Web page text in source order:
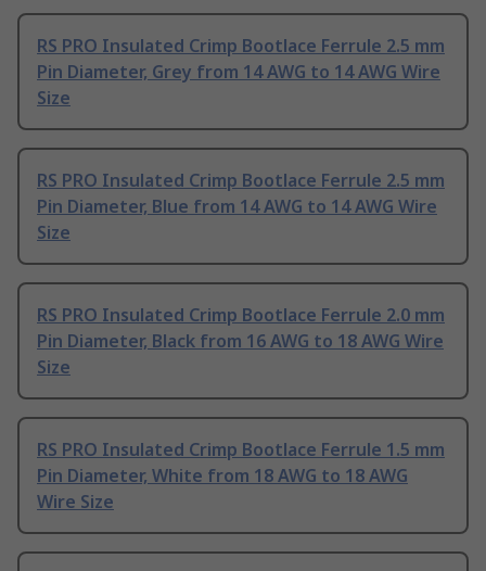
RS PRO Insulated Crimp Bootlace Ferrule 2.5 mm
Pin Diameter, Grey from 14 AWG to 14 AWG Wire
Size
RS PRO Insulated Crimp Bootlace Ferrule 2.5 mm
Pin Diameter, Blue from 14 AWG to 14 AWG Wire
Size
RS PRO Insulated Crimp Bootlace Ferrule 2.0 mm
Pin Diameter, Black from 16 AWG to 18 AWG Wire
Size
RS PRO Insulated Crimp Bootlace Ferrule 1.5 mm
Pin Diameter, White from 18 AWG to 18 AWG
Wire Size